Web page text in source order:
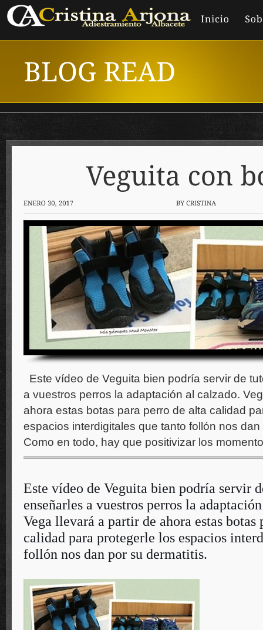
Este vídeo de Veguita bien podría servir de
a vuestros perros la adaptación al calzado.
ahora estas botas para perro de alta calidad
espacios interdigitales que tanto follón nos
Como en todo, hay que positivizar los
Este vídeo de Veguita bien podría servir
enseñarles a vuestros perros la
Vega llevará a partir de ahora estas botas
calidad para protegerle los espacios
follón nos dan por su dermatitis.